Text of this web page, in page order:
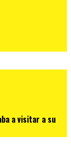
a visitar a su